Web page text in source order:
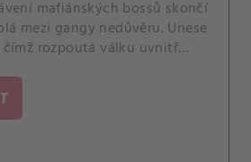
mafiánských bossů skončí
mezi gangy nedůvěru. Unese
čímž rozpoutá válku uvnitř